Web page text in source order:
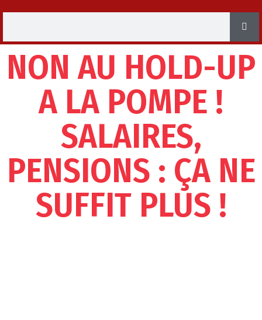
NON AU HOLD-UP
A LA POMPE !
SALAIRES,
PENSIONS : ÇA NE
SUFFIT PLUS !